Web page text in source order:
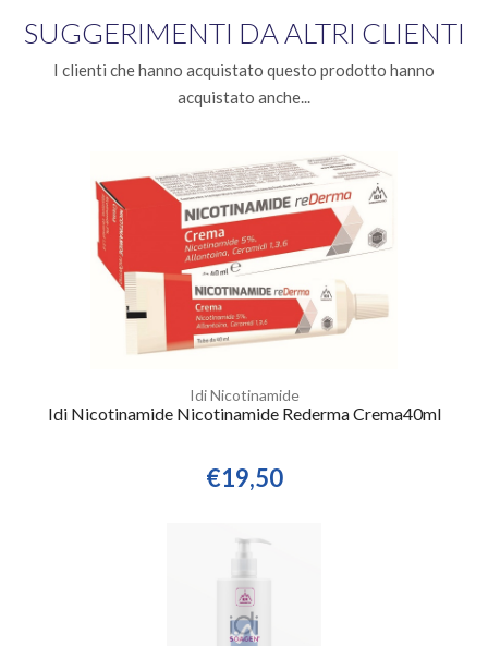
SUGGERIMENTI DA ALTRI CLIENTI
I clienti che hanno acquistato questo prodotto hanno
acquistato anche...
Idi Nicotinamide
Idi Nicotinamide Nicotinamide Rederma Crema40ml
€19,50